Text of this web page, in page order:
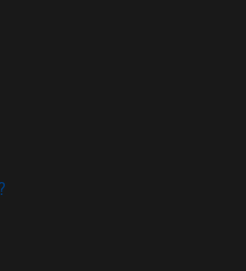
en nueva ventana)
en nueva ventana)